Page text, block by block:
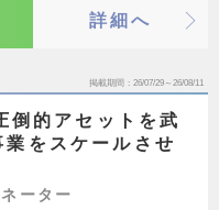
詳細へ
掲載期間 26/07/29～26/08/11
的アセットを武
をスケールさせ
ーター